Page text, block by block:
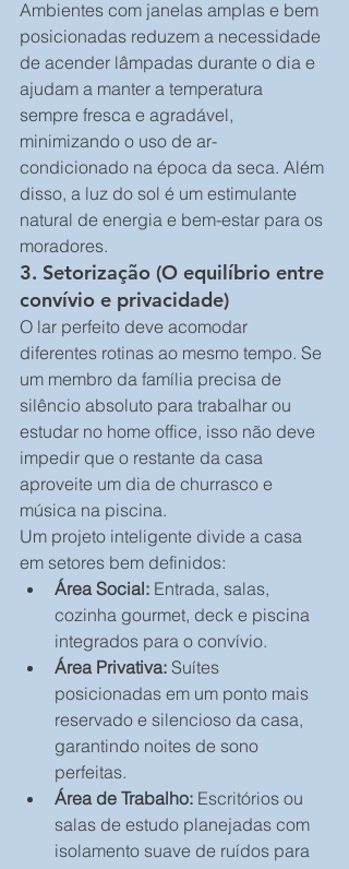
Ambientes com janelas amplas e bem
posicionadas reduzem a necessidade
de acender lâmpadas durante o dia e
ajudam a manter a temperatura
sempre fresca e agradável,
minimizando o uso de ar-
condicionado na época da seca. Além
disso, a luz do sol é um estimulante
natural de energia e bem-estar para os
moradores.
3. Setorização (O equilíbrio entre
convívio e privacidade)
O lar perfeito deve acomodar
diferentes rotinas ao mesmo tempo. Se
um membro da família precisa de
silêncio absoluto para trabalhar ou
estudar no home office, isso não deve
impedir que o restante da casa
aproveite um dia de churrasco e
música na piscina.
Um projeto inteligente divide a casa
em setores bem definidos:
Área Social: Entrada, salas,
cozinha gourmet, deck e piscina
integrados para o convívio.
Área Privativa: Suítes
posicionadas em um ponto mais
reservado e silencioso da casa,
garantindo noites de sono
perfeitas.
Área de Trabalho: Escritórios ou
salas de estudo planejadas com
isolamento suave de ruídos para